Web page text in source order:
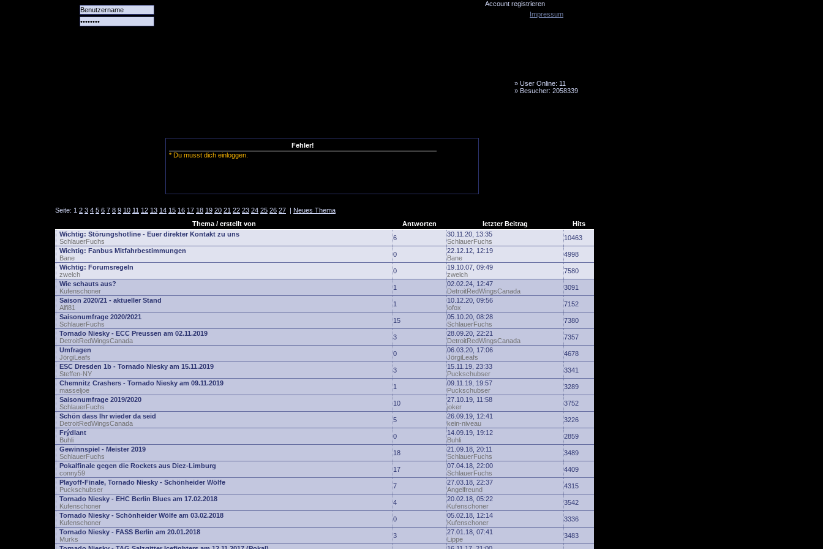
Account registrieren
» User Online: 11
» Besucher: 2058339
Fehler!
* Du musst dich einloggen.
Seite: 1 2 3 4 5 6 7 8 9 10 11 12 13 14 15 16 17 18 19 20 21 22 23 24 25 26 27 | Neues Thema
Thema / erstellt von
Antworten letzter Beitrag
Hits
Wichtig: Störungshotline - Euer direkter Kontakt zu uns
SchlauerFuchs
6
30.11.20, 13:35
SchlauerFuchs
10463
Wichtig: Fanbus Mitfahrbestimmungen
Bane
0
22.12.12, 12:19
Bane
4998
Wichtig: Forumsregeln
zwelch
0
19.10.07, 09:49
zwelch
7580
Wie schauts aus?
Kufenschoner
1
02.02.24, 12:47
DetroitRedWingsCanada
3091
Saison 2020/21 - aktueller Stand
Alfi81
1
10.12.20, 09:56
iofox
7152
Saisonumfrage 2020/2021
SchlauerFuchs
15
05.10.20, 08:28
SchlauerFuchs
7380
Tornado Niesky - ECC Preussen am 02.11.2019
DetroitRedWingsCanada
3
28.09.20, 22:21
DetroitRedWingsCanada
7357
Umfragen
JörgiLeafs
0
06.03.20, 17:06
JörgiLeafs
4678
ESC Dresden 1b - Tornado Niesky am 15.11.2019
Steffen-NY
3
15.11.19, 23:33
Puckschubser
3341
Chemnitz Crashers - Tornado Niesky am 09.11.2019
masseljoe
1
09.11.19, 19:57
Puckschubser
3289
Saisonumfrage 2019/2020
SchlauerFuchs
10
27.10.19, 11:58
joker
3752
Schön dass Ihr wieder da seid
DetroitRedWingsCanada
5
26.09.19, 12:41
kein-niveau
3226
Frýdlant
Buhli
0
14.09.19, 19:12
Buhli
2859
Gewinnspiel - Meister 2019
SchlauerFuchs
18
21.09.18, 20:11
SchlauerFuchs
3489
Pokalfinale gegen die Rockets aus Diez-Limburg
conny59
17
07.04.18, 22:00
SchlauerFuchs
4409
Playoff-Finale, Tornado Niesky - Schönheider Wölfe
Puckschubser
7
27.03.18, 22:37
Angelfreund
4315
Tornado Niesky - EHC Berlin Blues am 17.02.2018
Kufenschoner
4
20.02.18, 05:22
Kufenschoner
3542
Tornado Niesky - Schönheider Wölfe am 03.02.2018
Kufenschoner
0
05.02.18, 12:14
Kufenschoner
3336
Tornado Niesky - FASS Berlin am 20.01.2018
Murks
3
27.01.18, 07:41
Lippe
3483
Impressum